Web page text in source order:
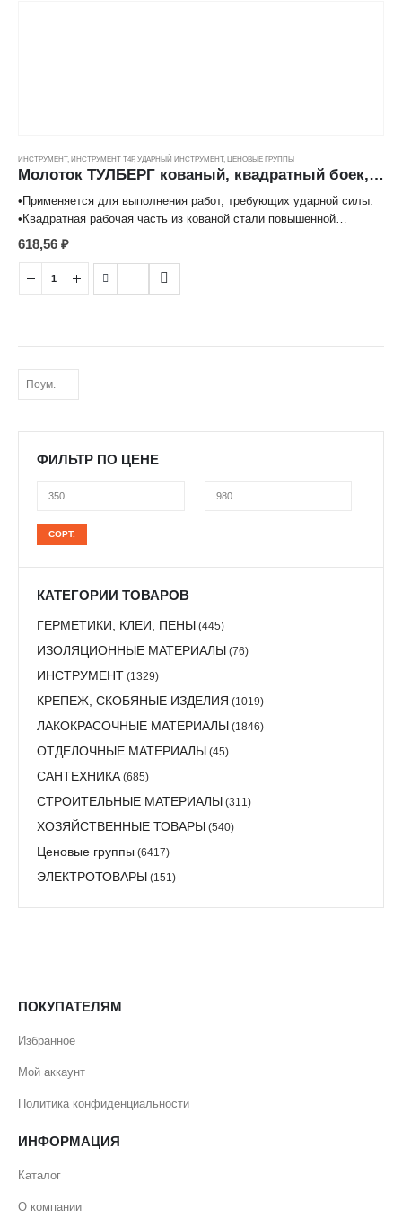
ИНСТРУМЕНТ, ИНСТРУМЕНТ Т4Р, УДАРНЫЙ ИНСТРУМЕНТ, ЦЕНОВЫЕ ГРУППЫ
Молоток ТУЛБЕРГ кованый, квадратный боек, деревян. ручка ( 800гр) ---
•Применяется для выполнения работ, требующих ударной силы.
•Квадратная рабочая часть из кованой стали повышенной
твердости покрыта черным лаком.
•Рукоятка изготовлена из устойчивых к высыханию твердых
сортов дерева.
618,56 ₽
ФИЛЬТР ПО ЦЕНЕ
цена
цена
СОРТ.
КАТЕГОРИИ ТОВАРОВ
ГЕРМЕТИКИ, КЛЕИ, ПЕНЫ (445)
ИЗОЛЯЦИОННЫЕ МАТЕРИАЛЫ (76)
ИНСТРУМЕНТ (1329)
КРЕПЕЖ, СКОБЯНЫЕ ИЗДЕЛИЯ (1019)
ЛАКОКРАСОЧНЫЕ МАТЕРИАЛЫ (1846)
ОТДЕЛОЧНЫЕ МАТЕРИАЛЫ (45)
САНТЕХНИКА (685)
СТРОИТЕЛЬНЫЕ МАТЕРИАЛЫ (311)
ХОЗЯЙСТВЕННЫЕ ТОВАРЫ (540)
Ценовые группы (6417)
ЭЛЕКТРОТОВАРЫ (151)
ПОКУПАТЕЛЯМ
Избранное
Мой аккаунт
Политика конфиденциальности
ИНФОРМАЦИЯ
Каталог
О компании